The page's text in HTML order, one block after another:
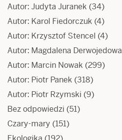
Autor: Judyta Juranek (34)
Autor: Karol Fiedorczuk (4)
Autor: Krzysztof Stencel (4)
Autor: Magdalena Derwojedowa
Autor: Marcin Nowak (299)
Autor: Piotr Panek (318)
Autor: Piotr Rzymski (9)
Bez odpowiedzi (51)
Czary-mary (151)